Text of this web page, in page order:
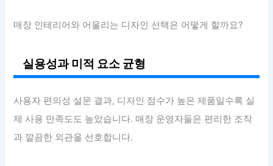
매장 인테리어와 어울리는 디자인 선택은 어떻게 할까요?
실용성과 미적 요소 균형
사용자 편의성 설문 결과, 디자인 점수가 높은 제품일수록 실
제 사용 만족도도 높았습니다. 매장 운영자들은 편리한 조작
과 깔끔한 외관을 선호합니다.